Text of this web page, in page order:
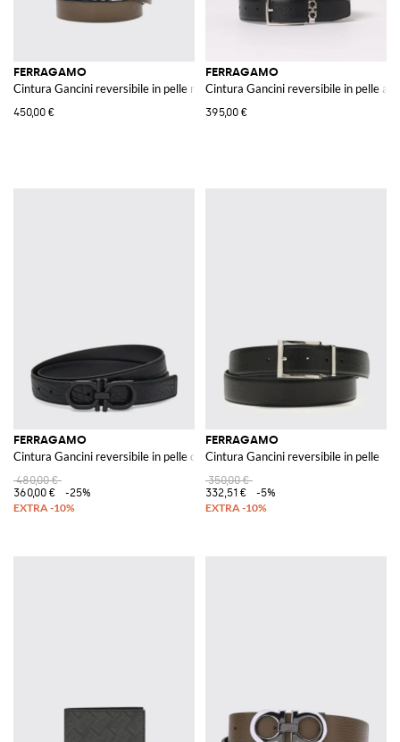
FERRAGAMO
Cintura Gancini reversibile in pelle martellata
450,00 €
FERRAGAMO
Cintura Gancini reversibile in pelle a
395,00 €
FERRAGAMO
Cintura Gancini reversibile in pelle di vitello a grana e liscia
480,00 €
360,00 €
-25%
FERRAGAMO
Cintura Gancini reversibile in pelle
350,00 €
332,51 €
-5%